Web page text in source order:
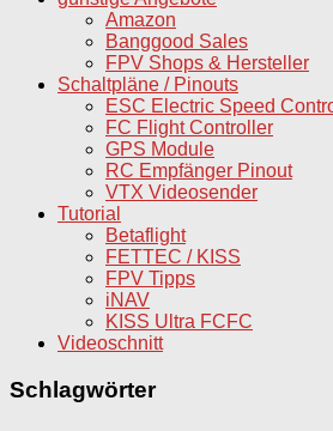
Amazon
Banggood Sales
FPV Shops & Hersteller
Schaltpläne / Pinouts
ESC Electric Speed
FC Flight Controller
GPS Module
RC Empfänger Pinout
VTX Videosender
Tutorial
Betaflight
FETTEC / KISS
FPV Tipps
iNAV
KISS Ultra FCFC
Videoschnitt
Schlagwörter